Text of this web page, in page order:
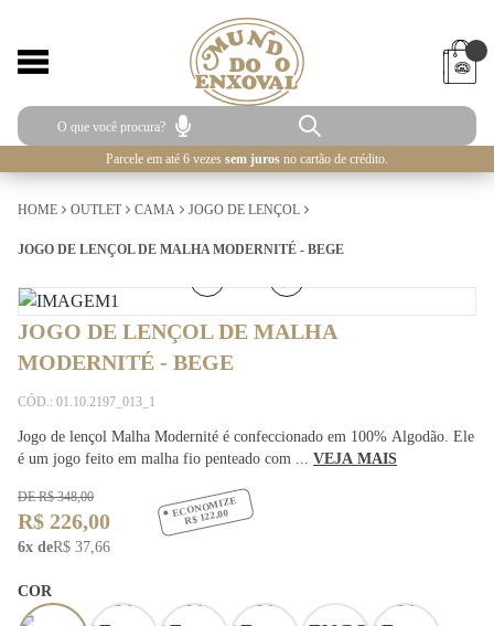
Parcele em até 6 vezes sem juros no cartão de crédito.
HOME OUTLET CAMA JOGO DE LENÇOL
JOGO DE LENÇOL DE MALHA MODERNITÉ - BEGE
JOGO DE LENÇOL DE MALHA
MODERNITÉ - BEGE
CÓD.: 01.10.2197_013_1
Jogo de lençol Malha Modernité é confeccionado em 100% Algodão. Ele
é um jogo feito em malha fio penteado com ... VEJA MAIS
DE R$ 348,00
R$ 226,00
6x deR$ 37,66
ECONOMIZE
R$ 122,00
COR